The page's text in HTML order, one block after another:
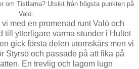
om Tistlarna? Utsikt från högsta punkten på
Valö.
med en promenad runt Valö och
till ytterligare varma stunder i Hultet
gick första delen utomskärs men vi
Styrsö och passade på att fika på
En trevlig och lagom lugn